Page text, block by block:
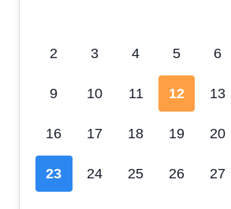
2 3 4 5 6
9 10 11 12 13
16 17 18 19 20
23 24 25 26 27